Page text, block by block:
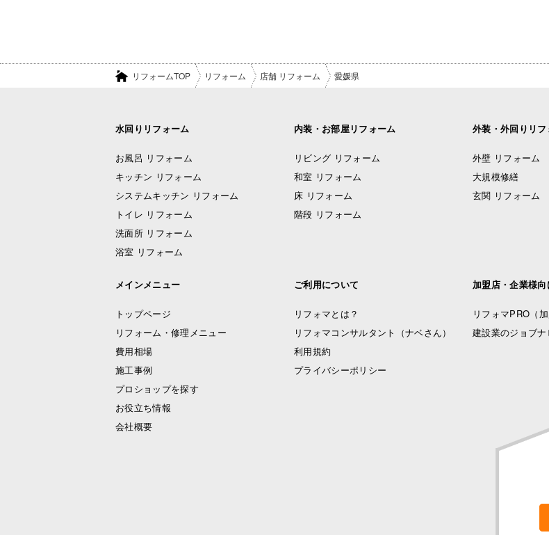
リフォームTOP リフォーム 店舗 リフォーム 愛媛県
水回りリフォーム
お風呂 リフォーム
キッチン リフォーム
システムキッチン リフォーム
トイレ リフォーム
洗面所 リフォーム
浴室 リフォーム
内装・お部屋リフォーム
リビング リフォーム
和室 リフォーム
床 リフォーム
階段 リフォーム
外装・外回りリフ
外壁 リフォーム
大規模修繕
玄関 リフォーム
メインメニュー
トップページ
リフォーム・修理メニュー
費用相場
施工事例
プロショップを探す
お役立ち情報
会社概要
ご利用について
リフォマとは？
リフォマコンサルタント（ナベさん）
利用規約
プライバシーポリシー
加盟店・企業様向
リフォマPRO （
建設業のジョブナ